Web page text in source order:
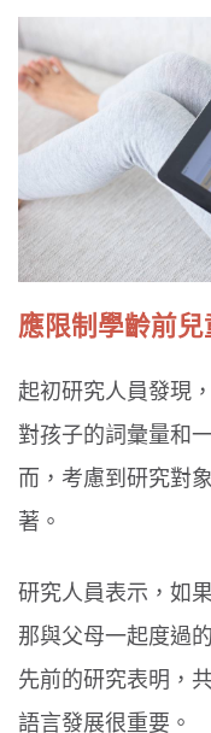
應限制學齡前
起初研究人員發現
對孩子的詞彙量和
而，考慮到研究對
著。
研究人員表示，如
那與父母一起度過
先前的研究表明，
語言發展很重要。